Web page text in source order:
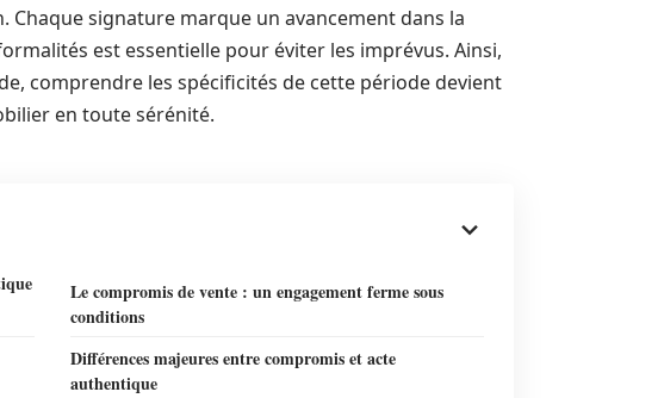
Chaque signature marque un avancement dans la
est essentielle pour éviter les imprévus. Ainsi,
comprendre les spécificités de cette période devient
en toute sérénité.
Le compromis de vente : un engagement ferme sous
conditions
Différences majeures entre compromis et acte
authentique